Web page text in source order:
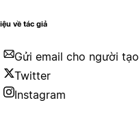
về tác giả
Gửi email cho người tạo
Twitter
Instagram